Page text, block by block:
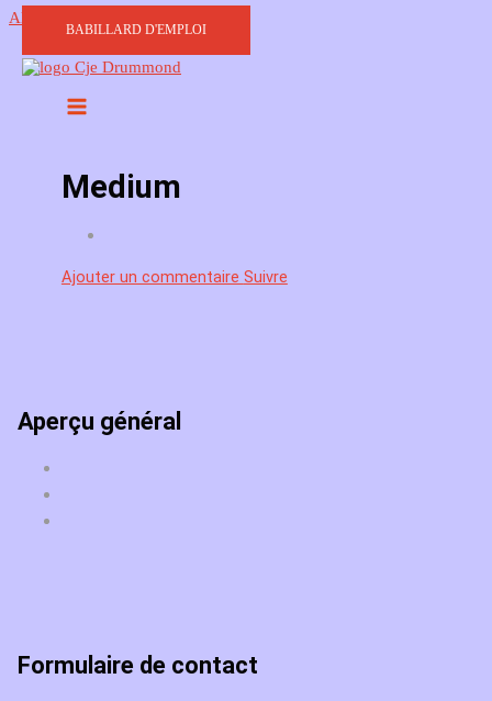
Aller au contenu
BABILLARD D'EMPLOI
Medium
Ajouter un commentaire Suivre
Aperçu général
Formulaire de contact